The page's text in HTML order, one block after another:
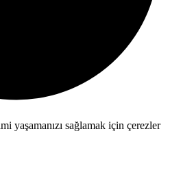
yaşamanızı sağlamak için çerezler